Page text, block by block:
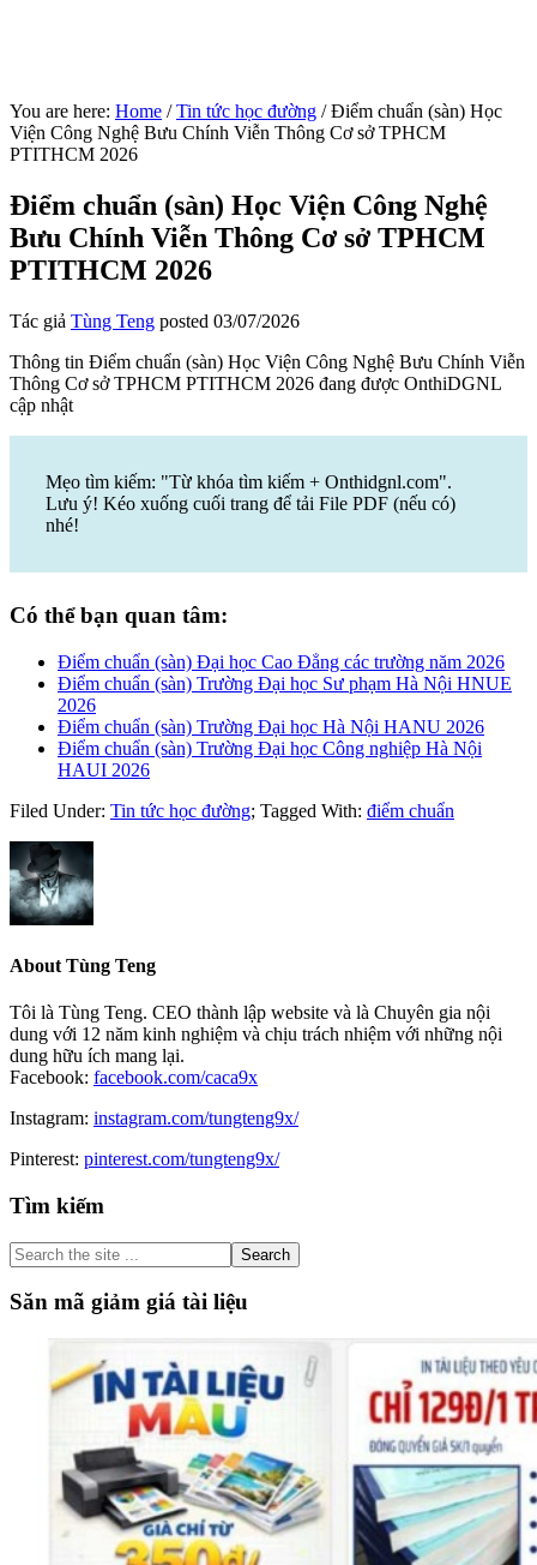
You are here: Home / Tin tức học đường /Điểm chuẩn (sàn) Học
Viện Công Nghệ Bưu Chính Viễn Thông Cơ sở TPHCM
PTITHCM 2026
Điểm chuẩn (sàn) Học Viện Công Nghệ
Bưu Chính Viễn Thông Cơ sở TPHCM
PTITHCM 2026
Tác giả Tùng Teng posted 03/07/2026
Thông tin Điểm chuẩn (sàn) Học Viện Công Nghệ Bưu Chính Viễn
Thông Cơ sở TPHCM PTITHCM 2026 đang được OnthiDGNL
cập nhật
Mẹo tìm kiếm: "Từ khóa tìm kiếm + Onthidgnl.com".
Lưu ý! Kéo xuống cuối trang để tải File PDF (nếu có)
nhé!
Có thể bạn quan tâm:
Điểm chuẩn (sàn) Đại học Cao Đẳng các trường năm 2026
Điểm chuẩn (sàn) Trường Đại học Sư phạm Hà Nội HNUE
2026
Điểm chuẩn (sàn) Trường Đại học Hà Nội HANU 2026
Điểm chuẩn (sàn) Trường Đại học Công nghiệp Hà Nội
HAUI 2026
Filed Under: Tin tức học đường; Tagged With: điểm chuẩn
About Tùng Teng
Tôi là Tùng Teng. CEO thành lập website và là Chuyên gia nội
dung với 12 năm kinh nghiệm và chịu trách nhiệm với những nội
dung hữu ích mang lại.
Facebook: facebook.com/caca9x
Instagram: instagram.com/tungteng9x/
Pinterest: pinterest.com/tungteng9x/
Primary
Sidebar
Tìm kiếm
Search
the
site
...
Săn mã giảm giá tài liệu